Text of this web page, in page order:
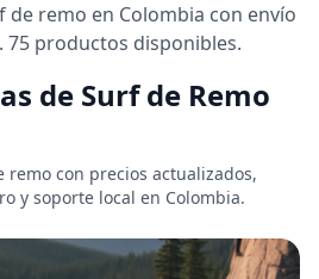
de remo en Colombia con envío
productos disponibles.
de Surf de Remo
remo con precios actualizados,
y soporte local en Colombia.